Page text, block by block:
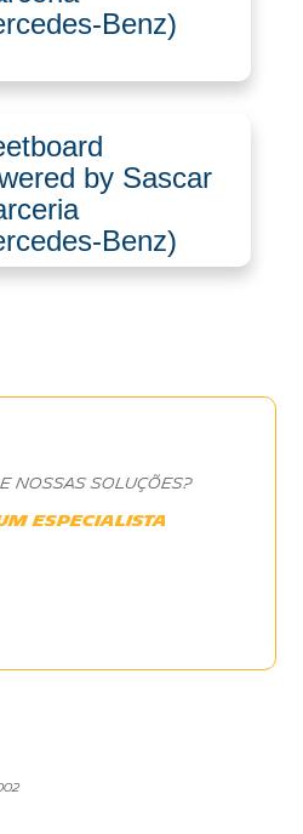
SASCAR?
PARCERIAS
Sustentável
a
Rede
Benz)
by Sascar
Benz)
NOSSAS SOLUÇÕES?
ESPECIALISTA